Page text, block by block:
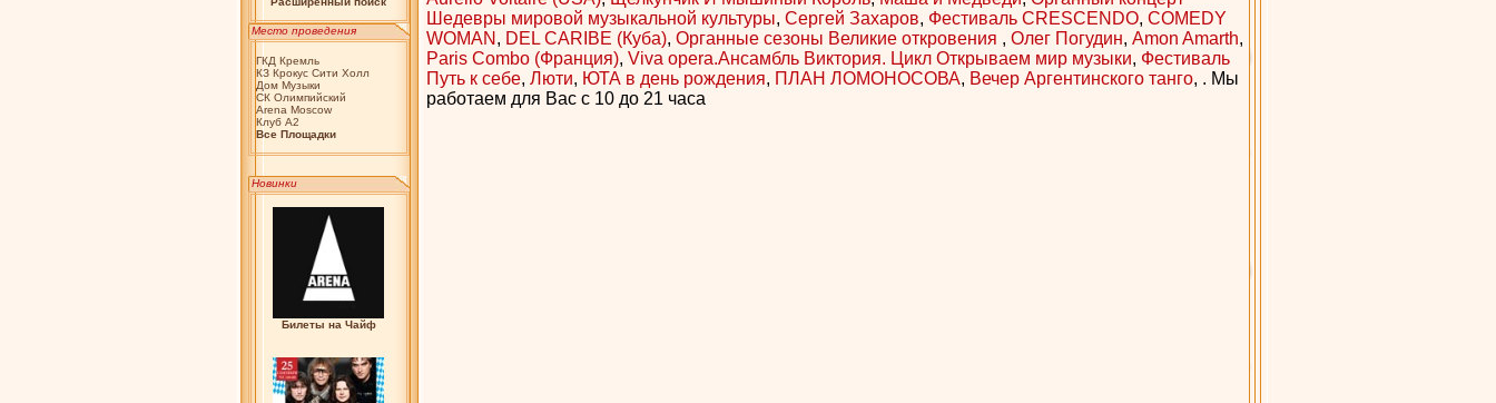
Место проведения
ГКД Кремль
КЗ Крокус Сити Холл
Дом Музыки
СК Олимпийский
Arena Moscow
Клуб А2
Bсе Площадки
Новинки
Билеты на Чайф
Шедевры мировой музыкальной культуры, Сергей Захаров, Фестиваль CRESCENDO, COMEDY
WOMAN , DEL CARIBE (Куба), Органные сезоны Великие откровения , Олег Погудин, Amon Amarth,
Paris Combo (Франция), Viva opera.Ансамбль Виктория. Цикл Открываем мир музыки, Фестиваль
Путь к себе, Люти, ЮТА в день рождения, ПЛАН ЛОМОНОСОВА, Вечер Аргентинского танго, . Мы
работаем для Вас с 10 до 21 часа